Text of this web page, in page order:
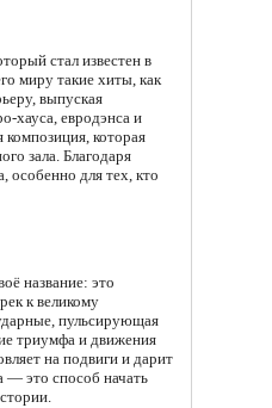
стал известен в
миру такие хиты, как
выпуская
хауса, евродэнса и
которая
зала. Благодаря
особенно для тех, кто
название: это
к великому
пульсирующая
триумфа и движения
на подвиги и дарит
— это способ начать